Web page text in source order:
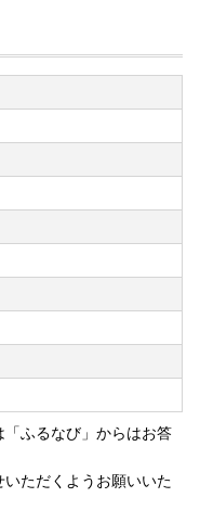
ふるなび」からはお答
ただくようお願いいた